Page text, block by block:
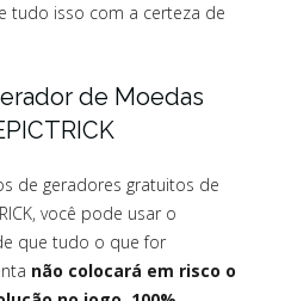
tudo isso com a certeza de
de Moedas
de geradores gratuitos de
você pode usar o
que tudo o que for
não colocará em risco o